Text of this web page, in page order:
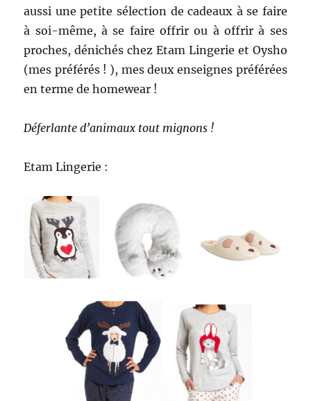
aussi une petite sélection de cadeaux à se faire
à soi-même, à se faire offrir ou à offrir à ses
proches, dénichés chez Etam Lingerie et Oysho
(mes préférés ! ), mes deux enseignes préférées
en terme de homewear !
Déferlante d’animaux tout mignons !
Etam Lingerie :